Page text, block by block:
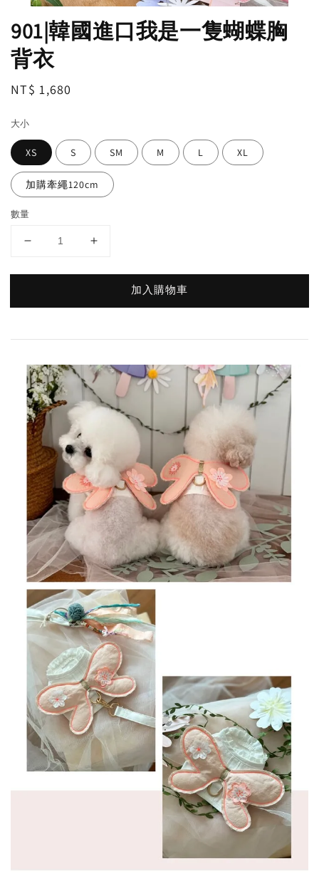
901|韓國進口我是一隻蝴蝶胸
背衣
Regular
NT$ 1,680
大小
XS S SM M L XL
加購牽繩120cm
數量
加入購物車